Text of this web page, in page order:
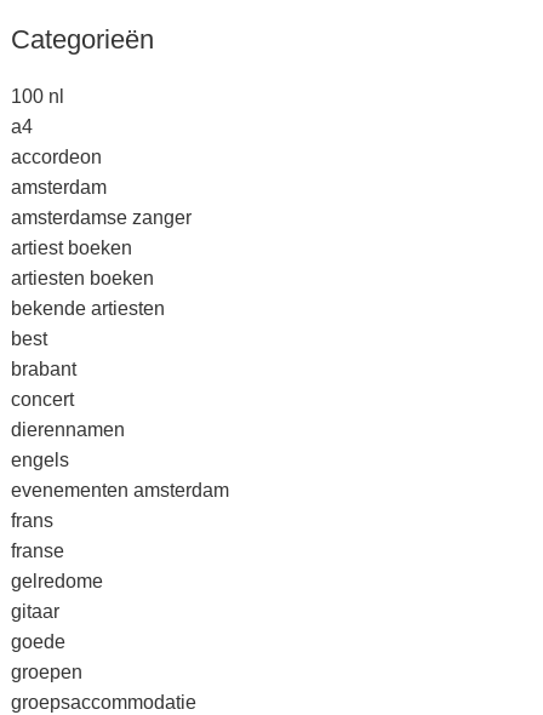
Categorieën
100 nl
a4
accordeon
amsterdam
amsterdamse zanger
artiest boeken
artiesten boeken
bekende artiesten
best
brabant
concert
dierennamen
engels
evenementen amsterdam
frans
franse
gelredome
gitaar
goede
groepen
groepsaccommodatie